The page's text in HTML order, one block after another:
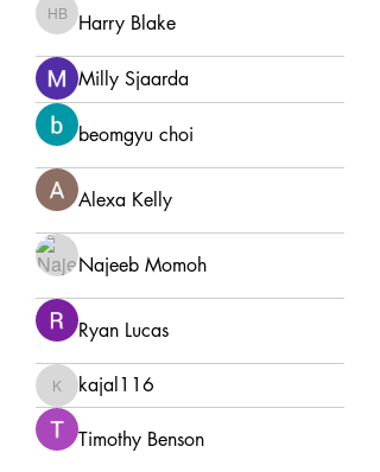
Harry Blake
Harry Blake
Milly Sjaarda
beomgyu choi
Alexa Kelly
Najeeb Momoh
Ryan Lucas
kajal116
kajal116
Timothy Benson